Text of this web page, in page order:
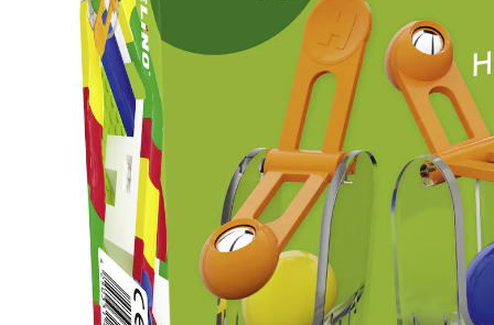
Lieferbar - in 3-4 Werktagen bei Dir
Filialabholung
Einen Moment bitte...
Produktbeschreibung